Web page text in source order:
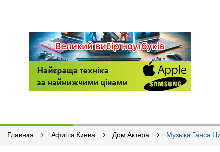
Главная Афиша Киева Дом Актера Музыка Ганса